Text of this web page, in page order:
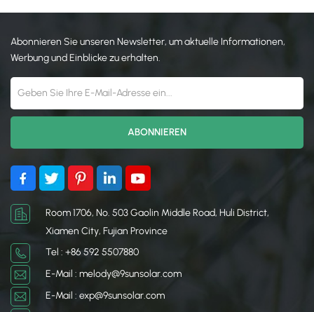
Abonnieren Sie unseren Newsletter, um aktuelle Informationen,
Werbung und Einblicke zu erhalten.
Room 1706, No. 503 Gaolin Middle Road, Huli District,
Xiamen City, Fujian Province
Tel : +86 592 5507880
E-Mail : melody@9sunsolar.com
E-Mail : exp@9sunsolar.com